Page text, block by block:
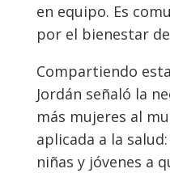
en equipo. Es
por el bienestar
Compartiendo
Jordán señaló la
más mujeres al
aplicada a la
niñas y jóvenes a